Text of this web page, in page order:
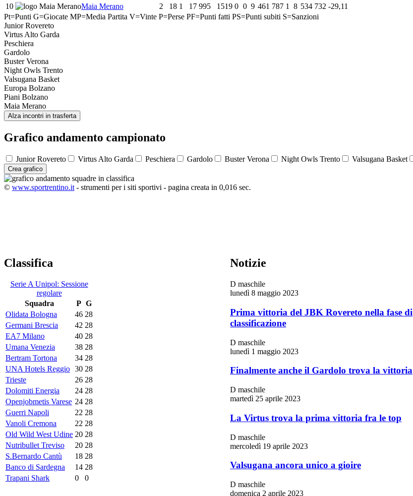
10
Maia Merano 2 18 1 17 995 1519 0 0 9 461 787 1 8 534 732 -29,11
Pt=Punti G=Giocate MP=Media Partita V=Vinte P=Perse PF=Punti fatti PS=Punti subiti S=Sanzioni
Junior Rovereto
Virtus Alto Garda
Peschiera
Gardolo
Buster Verona
Night Owls Trento
Valsugana Basket
Europa Bolzano
Piani Bolzano
Maia Merano
Alza incontri in trasferta
Grafico andamento campionato
Junior Rovereto Virtus Alto Garda Peschiera Gardolo Buster Verona Night Owls Trento Valsugana Basket
Crea grafico
© www.sportrentino.it- strumenti per i siti sportivi - pagina creata in 0,016 sec.
Classifica
Serie A Unipol: Sessione
regolare
Squadra
P G
Olidata Bologna
46 28
Germani Brescia
42 28
EA7 Milano
40 28
Umana Venezia
38 28
Bertram Tortona
34 28
UNA Hotels Reggio 30 28
Trieste
26 28
Dolomiti Energia
24 28
Openjobmetis Varese 24 28
Guerri Napoli
22 28
Vanoli Cremona
22 28
Old Wild West Udine 20 28
Nutribullet Treviso
20 28
S.Bernardo Cantù
18 28
Banco di Sardegna
14 28
Trapani Shark
0 0
Notizie
D maschile
lunedì 8 maggio 2023
Prima vittoria del JBK Rovereto nella fase di
classificazione
D maschile
lunedì 1 maggio 2023
Finalmente anche il Gardolo trova la vittoria
D maschile
martedì 25 aprile 2023
La Virtus trova la prima vittoria fra le top
D maschile
mercoledì 19 aprile 2023
Valsugana ancora unico a gioire
D maschile
domenica 2 aprile 2023